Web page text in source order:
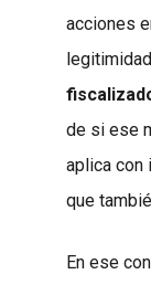
acciones
de si ese
aplica con
que
En ese